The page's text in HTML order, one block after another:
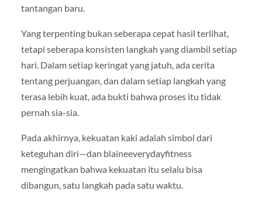
tantangan baru.
Yang terpenting bukan seberapa cepat hasil terlihat,
tetapi seberapa konsisten langkah yang diambil setiap
hari. Dalam setiap keringat yang jatuh, ada cerita
tentang perjuangan, dan dalam setiap langkah yang
terasa lebih kuat, ada bukti bahwa proses itu tidak
pernah sia-sia.
Pada akhirnya, kekuatan kaki adalah simbol dari
keteguhan diri—dan blaineeverydayfitness
mengingatkan bahwa kekuatan itu selalu bisa
dibangun, satu langkah pada satu waktu.